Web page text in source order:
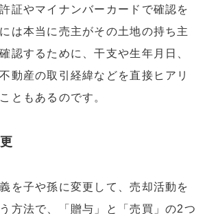
証やマイナンバーカードで確認を
は本当に売主がその土地の持ち主
認するために、干支や生年月日、
動産の取引経緯などを直接ヒアリ
ともあるのです。
を子や孫に変更して、売却活動を
方法で、「贈与」と「売買」の2つ